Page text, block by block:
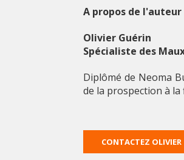
A propos de l'auteur
Olivier Guérin
Spécialiste des
Diplômé de Neoma
de la prospection à
CONTACTEZ OLIVIER